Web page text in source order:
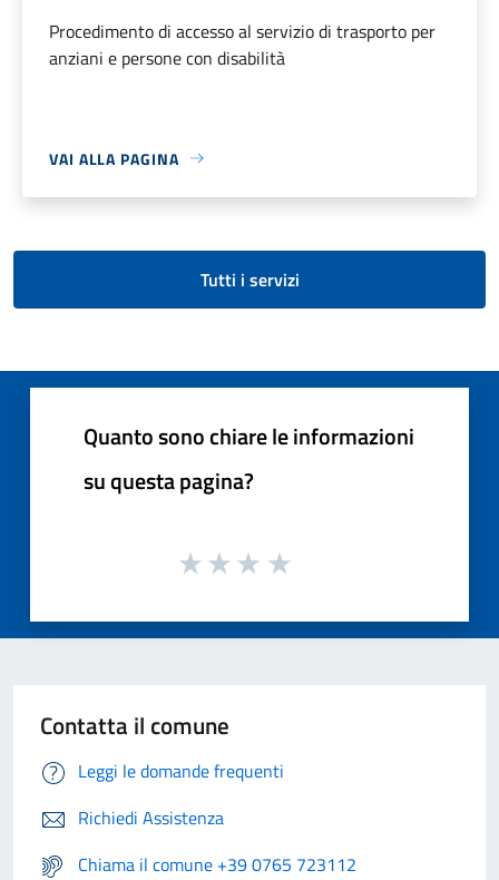
Procedimento di accesso al servizio di trasporto per
anziani e persone con disabilità
VAI ALLA PAGINA
Tutti i servizi
Quanto sono chiare le informazioni
su questa pagina?
Contatta il comune
Leggi le domande frequenti
Richiedi Assistenza
Chiama il comune +39 0765 723112